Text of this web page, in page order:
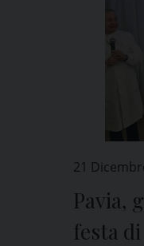
21
Pavia,
festa